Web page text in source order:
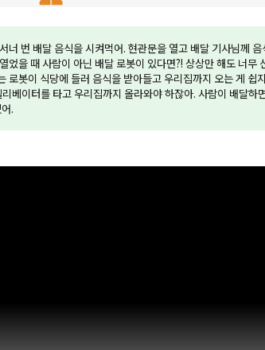
너 번 배달 음식을 시켜먹어. 현관문을 열고 배달 기사님께
었을 때 사람이 아닌 배달 로봇이 있다면?! 상상만 해도 너무
로봇이 식당에 들러 음식을 받아들고 우리집까지 오는 게 쉽
베이터를 타고 우리집까지 올라와야 하잖아. 사람이 배달하
.